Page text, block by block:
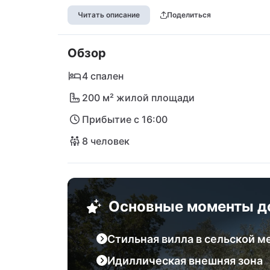
отправной точкой для экскурсий по
в Кварнерском заливе. Кроме того, в
супермаркеты. Пекарня, кафе и
езды на автомобиле от вашей
примерно за четверть часа.
Читать описание Поделиться
Обзор
4 спален
200 м² жилой площади
Прибытие с 16:00
8 человек
Основные моменты
Стильная вилла в сельской
Идиллическая внешняя зона